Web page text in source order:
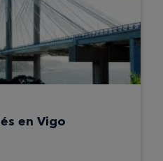
en Vigo